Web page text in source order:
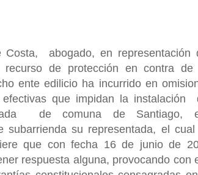
Costa, abogado, en representación
recurso de protección en contra de
ente edilicio ha incurrido en
que impidan la instalación
de comuna de Santiago,
subarrienda su representada, el
que con fecha 16 de junio de
respuesta alguna, provocando con